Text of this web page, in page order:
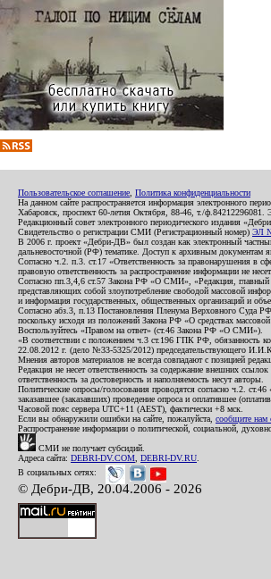
Пользовательское соглашение Политика конфиденциальности
На данном сайте распространяется информация электронного
Хабаровск, проспект 60-летия Октября, 88-46, т./ф.84212296081.
Редакционный совет электронного периодического
Свидетельство о регистрации СМИ (Регистрационный номер) ЭЛ
В 2006 г. проект «Дебри-ДВ» был создан как электронный
дальневосточной (РФ) тематике. Доступ к архивным документам
Согласно ч.2. п.3. ст.17 «Ответственность за правонарушения в
правовую ответственность за распространение информации не
Согласно пп.3,4,6 ст.57 Закона РФ «О СМИ», «Редакция, главный
представляющих собой злоупотребление свободой массовой
и информация государственных, общественных организаций и
Согласно абз.3, п.13 Постановления Пленума Верховного Суда
поскольку исходя из положений Закона РФ «О средствах
Воспользуйтесь «Правом на ответ» (ст.46 Закона РФ «О СМИ»).
«В соответствии с положением ч.3 ст.196 ГПК РФ, обязанность
22.08.2012 г. (дело №33-5325/2012) председательствующего
Мнения авторов материалов не всегда совпадают с позицией
Редакция не несет ответственность за содержание внешних
ответственность за достоверность и наполняемость несут авторы.
Политические опросы/голосования проводятся согласно ч.2.
заказавшее (заказавших) проведение опроса и оплатившее
Часовой пояс сервера UTC+11 (AEST), фактически +8 мск.
Если вы обнаружили ошибки на сайте, пожалуйста, сообщите нам
Распространение информации о политической, социальной,
СМИ не получает субсидий.
Адреса сайта: DEBRI-DV.COM DEBRI-DV.RU
В социальных сетях:
© Дебри-ДВ, 20.04.2006 - 2026